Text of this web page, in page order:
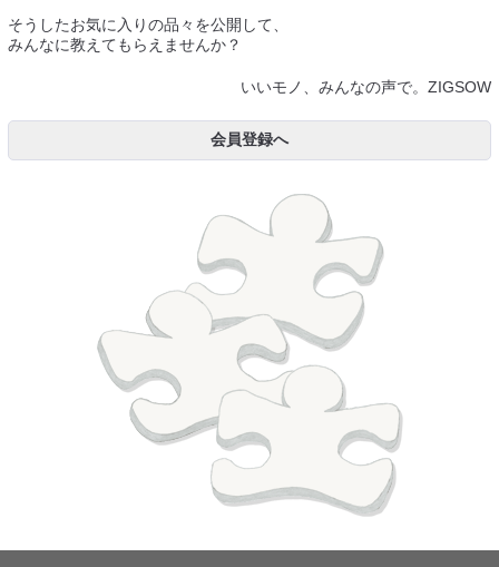
そうしたお気に入りの品々を公開して、
みんなに教えてもらえませんか？
いいモノ、みんなの声で。ZIGSOW
会員登録へ